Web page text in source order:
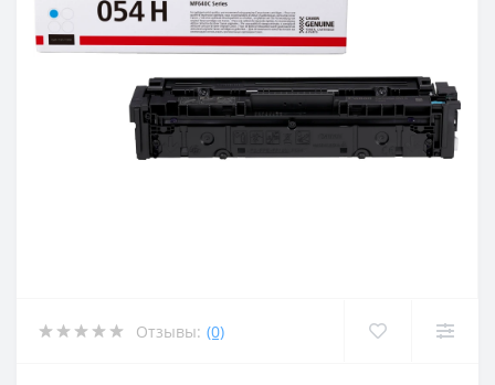
Отзывы: (0)